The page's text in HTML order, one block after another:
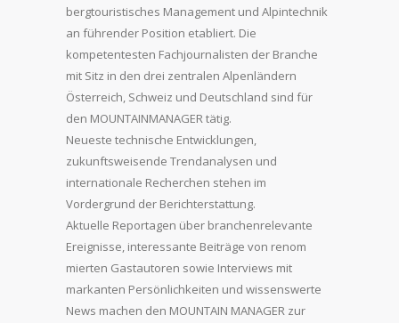
bergtouristisches Management und Alpintechnik
an führender Position etabliert. Die
kompetentesten Fachjournalisten der Branche
mit Sitz in den drei zentralen Alpenländern
Österreich, Schweiz und Deutschland sind für
den MOUNTAINMANAGER tätig.
Neueste technische Entwicklungen,
zukunftsweisende Trendanalysen und
internationale Recherchen stehen im
Vordergrund der Berichterstattung.
Aktuelle Reportagen über branchenrelevante
Ereignisse, interessante Beiträge von renom
mierten Gastautoren sowie Interviews mit
markanten Persönlichkeiten und wissenswerte
News machen den MOUNTAIN MANAGER zur